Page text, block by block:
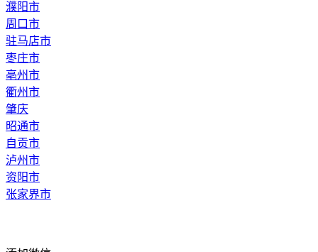
濮阳市
周口市
驻马店市
枣庄市
亳州市
衢州市
肇庆
昭通市
自贡市
泸州市
资阳市
张家界市